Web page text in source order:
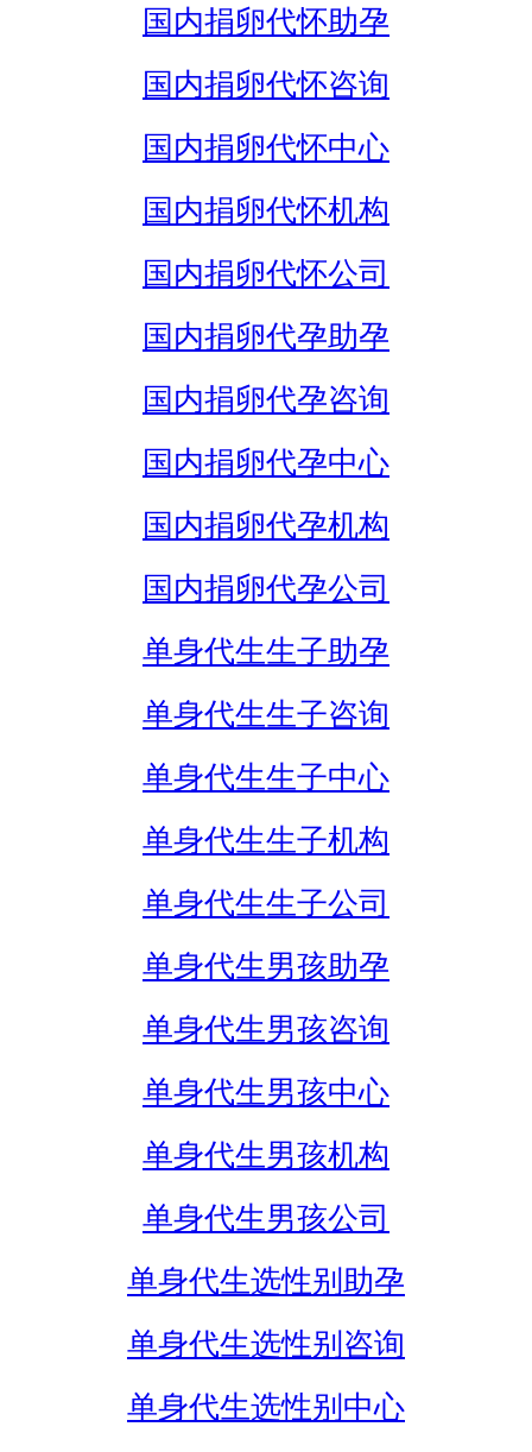
国内捐卵代怀助孕
国内捐卵代怀咨询
国内捐卵代怀中心
国内捐卵代怀机构
国内捐卵代怀公司
国内捐卵代孕助孕
国内捐卵代孕咨询
国内捐卵代孕中心
国内捐卵代孕机构
国内捐卵代孕公司
单身代生生子助孕
单身代生生子咨询
单身代生生子中心
单身代生生子机构
单身代生生子公司
单身代生男孩助孕
单身代生男孩咨询
单身代生男孩中心
单身代生男孩机构
单身代生男孩公司
单身代生选性别助孕
单身代生选性别咨询
单身代生选性别中心